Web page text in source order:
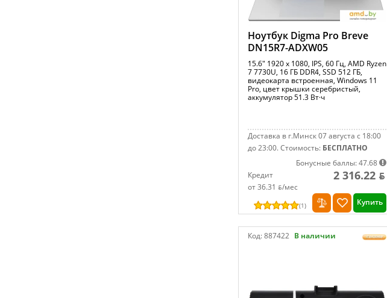
Ноутбук Digma Pro Breve
DN15R7-ADXW05
15.6" 1920 x 1080, IPS, 60 Гц, AMD Ryzen
7 7730U, 16 ГБ DDR4, SSD 512 ГБ,
видеокарта встроенная, Windows 11
Pro, цвет крышки серебристый,
аккумулятор 51.3 Вт·ч
Доставка в г.Минск 07 августа с 18:00
до 23:00.Стоимость: БЕСПЛАТНО
Бонусные баллы: 47.68
Кредит
от 36.31 ƃ/мec
2 316.22 ƃ
(1) Купить
Код:887422 В наличии